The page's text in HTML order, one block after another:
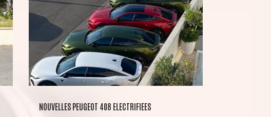
NOUVELLES PEUGEOT 408 ELECTRIFIEES